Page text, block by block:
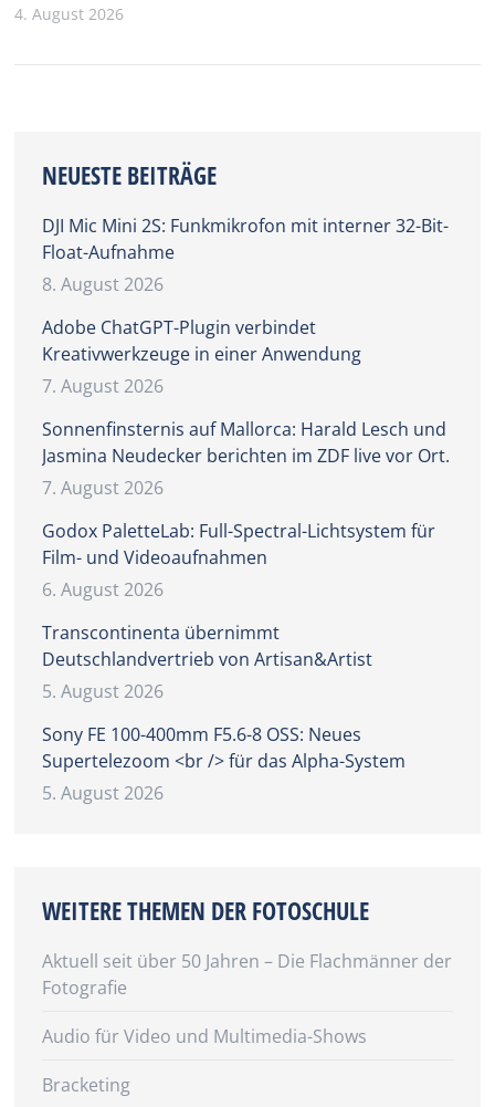
4. August 2026
NEUESTE BEITRÄGE
DJI Mic Mini 2S: Funkmikrofon mit interner 32-Bit-
Float-Aufnahme
8. August 2026
Adobe ChatGPT-Plugin verbindet
Kreativwerkzeuge in einer Anwendung
7. August 2026
Sonnenfinsternis auf Mallorca: Harald Lesch und
Jasmina Neudecker berichten im ZDF live vor Ort.
7. August 2026
Godox PaletteLab: Full-Spectral-Lichtsystem für
Film- und Videoaufnahmen
6. August 2026
Transcontinenta übernimmt
Deutschlandvertrieb von Artisan&Artist
5. August 2026
Sony FE 100-400mm F5.6-8 OSS: Neues
Supertelezoom <br /> für das Alpha-System
5. August 2026
WEITERE THEMEN DER FOTOSCHULE
Aktuell seit über 50 Jahren – Die Flachmänner der
Fotografie
Audio für Video und Multimedia-Shows
Bracketing